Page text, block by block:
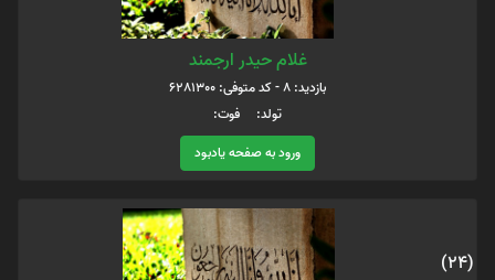
غلام حیدر ارجمند
بازدید: 8 - کد متوفی: 6281300
تولد: فوت:
ورود به صفحه یادبود
(24)